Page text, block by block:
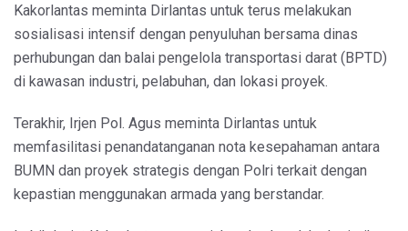
Kakorlantas meminta Dirlantas untuk terus melakukan
sosialisasi intensif dengan penyuluhan bersama dinas
perhubungan dan balai pengelola transportasi darat (BPTD)
di kawasan industri, pelabuhan, dan lokasi proyek.
Terakhir, Irjen Pol. Agus meminta Dirlantas untuk
memfasilitasi penandatanganan nota kesepahaman antara
BUMN dan proyek strategis dengan Polri terkait dengan
kepastian menggunakan armada yang berstandar.